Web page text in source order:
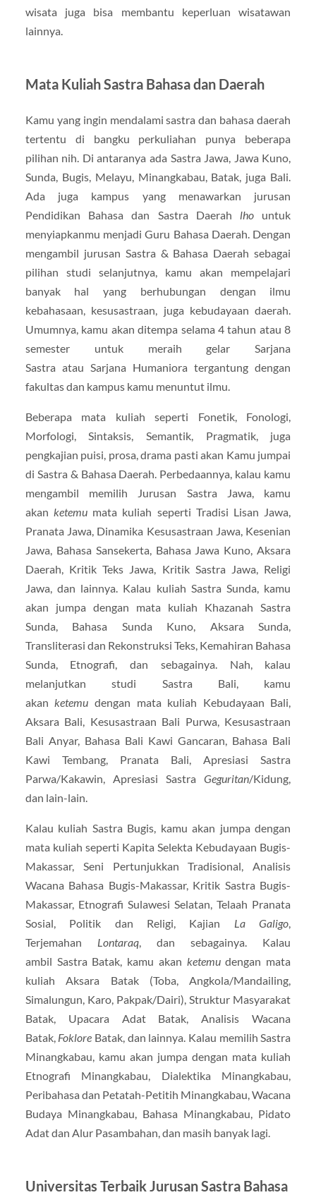
wisata juga bisa membantu keperluan wisatawan
lainnya.
Mata Kuliah Sastra Bahasa dan Daerah
Kamu yang ingin mendalami sastra dan bahasa daerah
tertentu di bangku perkuliahan punya beberapa
pilihan nih. Di antaranya ada Sastra Jawa, Jawa Kuno,
Sunda, Bugis, Melayu, Minangkabau, Batak, juga Bali.
Ada juga kampus yang menawarkan jurusan
Pendidikan Bahasa dan Sastra Daerah lhountuk
menyiapkanmu menjadi Guru Bahasa Daerah. Dengan
mengambil jurusan Sastra & Bahasa Daerah sebagai
pilihan studi selanjutnya, kamu akan mempelajari
banyak hal yang berhubungan dengan ilmu
kebahasaan, kesusastraan, juga kebudayaan daerah.
Umumnya, kamu akan ditempa selama 4 tahun atau 8
semester untuk meraih gelar Sarjana
Sastra atau Sarjana Humaniora tergantung dengan
fakultas dan kampus kamu menuntut ilmu.
Beberapa mata kuliah seperti Fonetik, Fonologi,
Morfologi, Sintaksis, Semantik, Pragmatik, juga
pengkajian puisi, prosa, drama pasti akan Kamu jumpai
di Sastra & Bahasa Daerah. Perbedaannya, kalau kamu
mengambil memilih Jurusan Sastra Jawa, kamu
akan ketemu mata kuliah seperti Tradisi Lisan Jawa,
Pranata Jawa, Dinamika Kesusastraan Jawa, Kesenian
Jawa, Bahasa Sansekerta, Bahasa Jawa Kuno, Aksara
Daerah, Kritik Teks Jawa, Kritik Sastra Jawa, Religi
Jawa, dan lainnya. Kalau kuliah Sastra Sunda, kamu
akan jumpa dengan mata kuliah Khazanah Sastra
Sunda, Bahasa Sunda Kuno, Aksara Sunda,
Transliterasi dan Rekonstruksi Teks, Kemahiran Bahasa
Sunda, Etnografi, dan sebagainya. Nah, kalau
melanjutkan studi Sastra Bali, kamu
akan ketemu dengan mata kuliah Kebudayaan Bali,
Aksara Bali, Kesusastraan Bali Purwa, Kesusastraan
Bali Anyar, Bahasa Bali Kawi Gancaran, Bahasa Bali
Kawi Tembang, Pranata Bali, Apresiasi Sastra
Parwa/Kakawin, Apresiasi SastraGeguritan/Kidung,
dan lain-lain.
Kalau kuliah Sastra Bugis, kamu akan jumpa dengan
mata kuliah seperti Kapita Selekta Kebudayaan Bugis-
Makassar, Seni Pertunjukkan Tradisional, Analisis
Wacana Bahasa Bugis-Makassar, Kritik Sastra Bugis-
Makassar, Etnografi Sulawesi Selatan, Telaah Pranata
Sosial, Politik dan Religi, Kajian La Galigo,
Terjemahan Lontaraq, dan sebagainya. Kalau
ambil Sastra Batak, kamu akan ketemudengan mata
kuliah Aksara Batak (Toba, Angkola/Mandailing,
Simalungun, Karo, Pakpak/Dairi), Struktur Masyarakat
Batak, Upacara Adat Batak, Analisis Wacana
Batak, Foklore Batak, dan lainnya. Kalau memilih Sastra
Minangkabau, kamu akan jumpa dengan mata kuliah
Etnografi Minangkabau, Dialektika Minangkabau,
Peribahasa dan Petatah-Petitih Minangkabau, Wacana
Budaya Minangkabau, Bahasa Minangkabau, Pidato
Adat dan Alur Pasambahan, dan masih banyak lagi.
Universitas Terbaik Jurusan Sastra Bahasa